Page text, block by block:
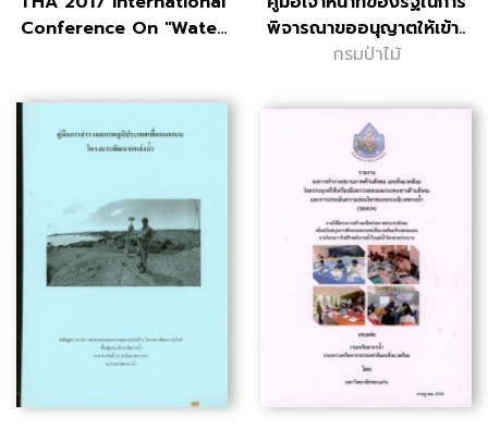
Conference On "Water
พิจารณาขออนุญาตให้เข้า..
กรมป่าไม้